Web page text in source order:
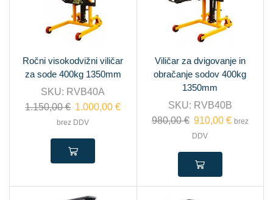
Ročni visokodvižni viličar
za sode 400kg 1350mm
SKU: RVB40A
1.150,00€ 1.000,00€
brez DDV
Viličar za dvigovanje in
obračanje sodov 400kg
1350mm
SKU: RVB40B
980,00€ 910,00 € brez
DDV